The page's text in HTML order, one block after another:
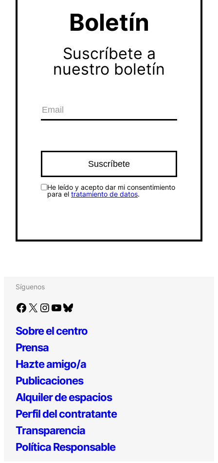
Boletín
Suscríbete a
nuestro boletín
He leído y acepto dar mi consentimiento
para el tratamiento de datos.
Síguenos
Facebook X Instagram YouTube Bluesky
Sobre el centro
Prensa
Hazte amigo/a
Publicaciones
Alquiler de espacios
Perfil del contratante
Transparencia
Política Responsable